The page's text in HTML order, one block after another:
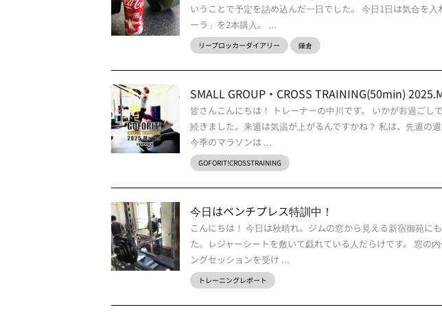
いうことで予定を詰め込んだ一日でした。 今日1日は気合を
ーラ」を2本購入。 ...
リープロッカーダイアリー 鎌倉
SMALL GROUP・CROSS TRAINING(50min)
皆さんこんにちは！ トレーナーの中川です。 いかがお過ごし
続きました。来週は気温が上がるんですかね？ 私は、先週の
今季のマラソンは ...
GOFORIT!CROSSTRAINING
今日はベンチプレス特訓中！
こんにちは！ 今日は秋晴れ。ジムの窓から見える新宿御苑に
た。レジャーシートを敷いて戯れている人だらけです。 窓の
ングセッションを受け ...
トレーニングレポート